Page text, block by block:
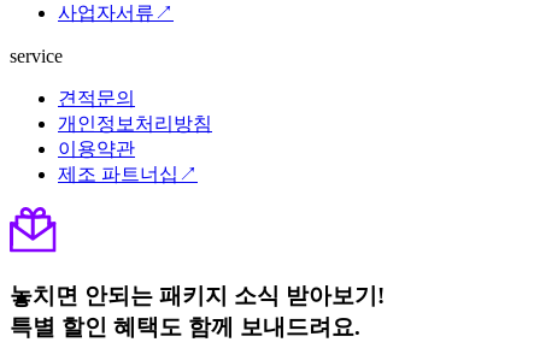
사업자서류↗
service
견적문의
개인정보처리방침
이용약관
제조 파트너십↗
놓치면 안되는 패키지 소식 받아보기!
특별 할인 혜택도 함께 보내드려요.